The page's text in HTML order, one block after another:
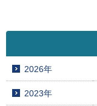
2026年
2023年